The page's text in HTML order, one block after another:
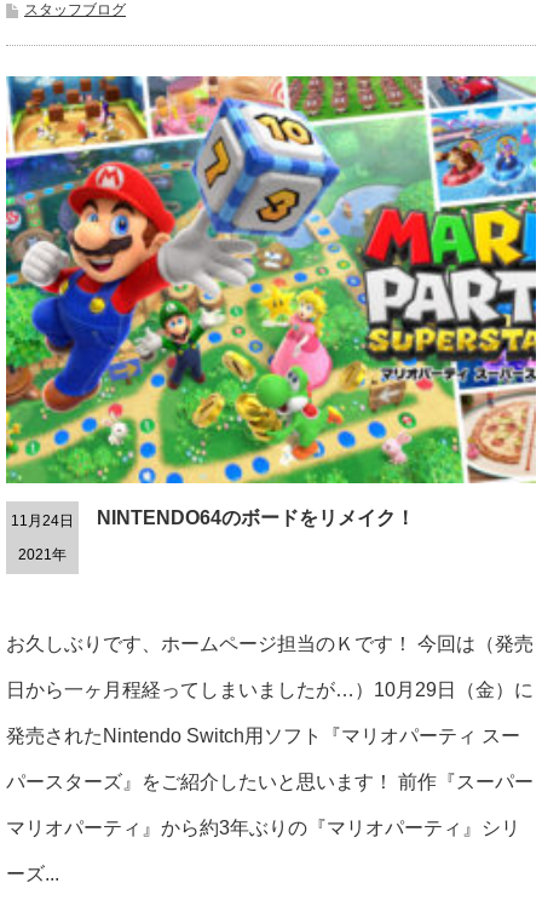
スタッフブログ
11月24日
2021年
NINTENDO64のボードをリメイク！
お久しぶりです、ホームページ担当のＫです！ 今回は（発売
日から一ヶ月程経ってしまいましたが…）10月29日（金）に
発売されたNintendo Switch用ソフト『マリオパーティ スー
パースターズ』をご紹介したいと思います！ 前作『スーパー
マリオパーティ』から約3年ぶりの『マリオパーティ』シリ
ーズ...